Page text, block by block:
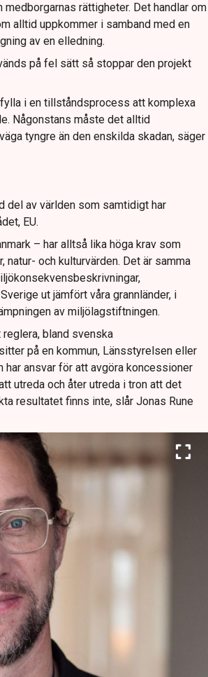
rättigheter. Det handlar om
alltid uppkommer i samband med en
av en elledning.
på fel sätt så stoppar den projekt
i en tillståndsprocess att komplexa
Någonstans måste det alltid
tyngre än den enskilda skadan, säger
del av världen som samtidigt har
EU.
– har alltså lika höga krav som
och kulturvärden. Det är samma
ut jämfört våra grannländer, i
av miljölagstiftningen.
bland svenska
på en kommun, Länsstyrelsen eller
har ansvar för att avgöra koncessioner
utreda och åter utreda i tron att det
resultatet finns inte, slår Jonas Rune